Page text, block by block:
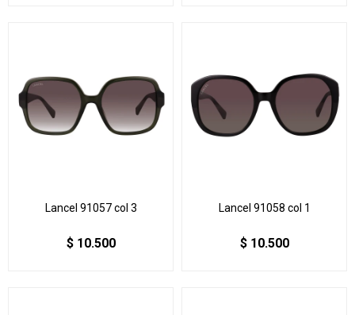
Lancel 91057 col 3
$ 10.500
Lancel 91058 col 1
$ 10.500